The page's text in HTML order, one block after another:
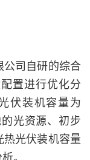
司自研的综合
置进行优化分
伏装机容量为
光资源、初步
光伏装机容量
。